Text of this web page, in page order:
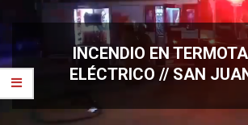
INCENDIO EN
ELÉCTRICO // SAN